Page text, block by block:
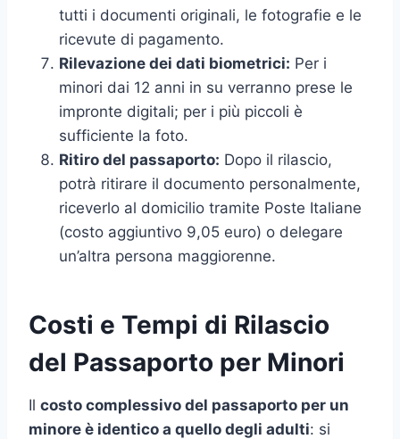
tutti i documenti originali, le fotografie e le
ricevute di pagamento.
Rilevazione dei dati biometrici: Per i
minori dai 12 anni in su verranno prese le
impronte digitali; per i più piccoli è
sufficiente la foto.
Ritiro del passaporto: Dopo il rilascio,
potrà ritirare il documento personalmente,
riceverlo al domicilio tramite Poste Italiane
(costo aggiuntivo 9,05 euro) o delegare
un’altra persona maggiorenne.
Costi e Tempi di Rilascio
del Passaporto per Minori
Il costo complessivo del passaporto per un
minore è identico a quello degli adulti: si